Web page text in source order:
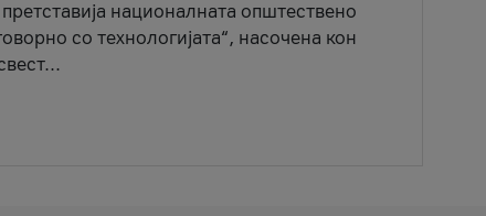
националната општествено
со технологијата“, насочена кон